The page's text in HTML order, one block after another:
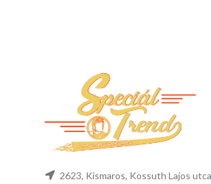
2623, Kismaros, Kossuth Lajos